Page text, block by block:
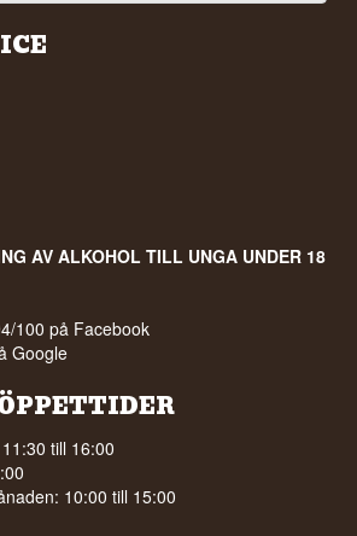
Lyssna på vår podd:
AV ALKOHOL TILL UNGA UNDER 18
100 på Facebook
Google
till 16:00
10:00 till 15:00